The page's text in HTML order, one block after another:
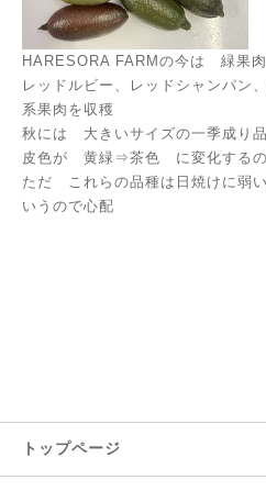
HARESORA FARMの今は 緑果肉
レッドルビー、レッドシャンパ
系果肉を収穫
秋には 大きいサイズの一季成り
皮色が 黄緑⇒茶色 に変化する
ただ これらの品種は日焼けに弱
いうので心配
トップページ